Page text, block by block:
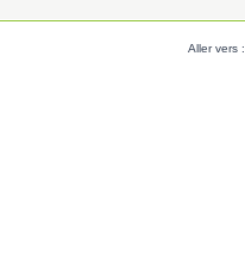
Aller vers :